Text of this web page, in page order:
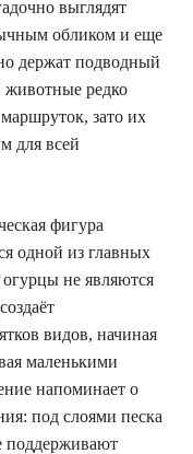
выглядят
обликом и еще
держат подводный
животные редко
зато их
для всей
фигура
одной из главных
не являются
видов, начиная
маленькими
напоминает о
под слоями песка
поддерживают